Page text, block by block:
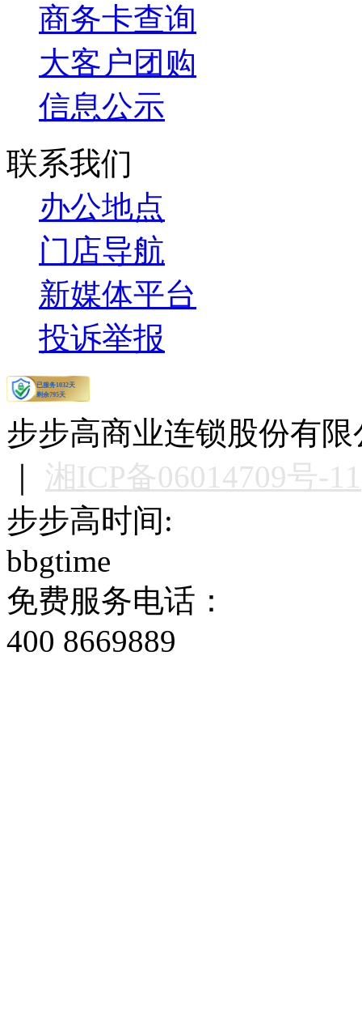
商务卡查询
大客户团购
信息公示
联系我们
办公地点
门店导航
新媒体平台
投诉举报
步步高商业连锁股份有
｜ 湘ICP备06014709号-11
步步高时间:
bbgtime
免费服务电话：
400 8669889